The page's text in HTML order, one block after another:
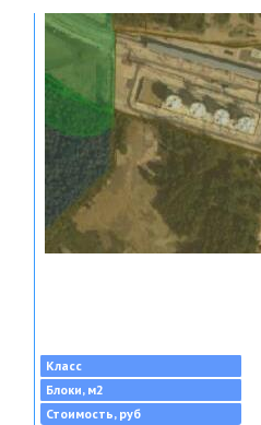
Класс
Блоки, м2
Стоимость, руб